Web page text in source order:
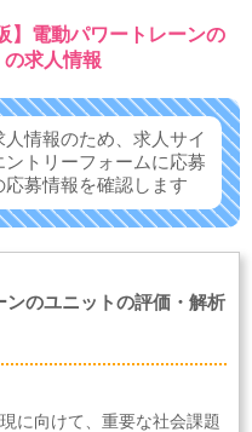
】電動パワートレーンの
求人情報
情報のため、求人サイ
トリーフォームに応募
募情報を確認します
ンのユニットの評価・解析
に向けて、重要な社会課題